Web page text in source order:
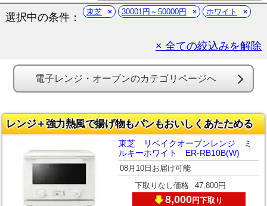
選択中の条件： 東芝 30001円～50000円 ホワイト
× 全ての絞込みを解除
電子レンジ・オーブンのカテゴリページへ
レンジ＋強力熱風で揚げ物もパンもおいしくあたためる
東芝 リベイクオーブンレンジ ミ
ルキーホワイト ER-RB10B(W)
08月10日お届け可能
下取りなし価格 47,800円
8,000円下取り